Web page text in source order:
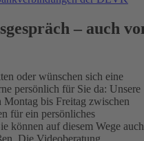
– auch
oder wünschen sich eine
persönlich für Sie da: Unsere
bis Freitag zwischen
für ein persönliches
können auf diesem Wege auch